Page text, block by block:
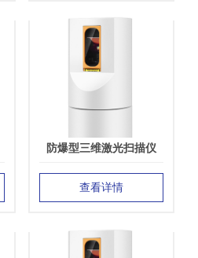
防爆型三维激光扫描仪
查看详情